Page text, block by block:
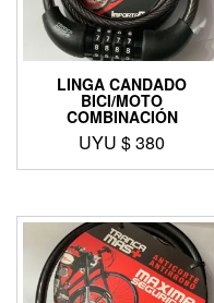
LINGA CANDADO
BICI/MOTO
COMBINACIÓN
UYU $380